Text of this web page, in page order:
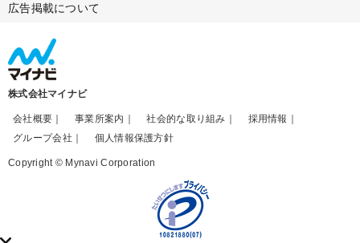
広告掲載について
株式会社マイナビ
会社概要 事業所案内 社会的な取り組み
採用情報
グループ会社
個人情報保護方針
Copyright © Mynavi Corporation